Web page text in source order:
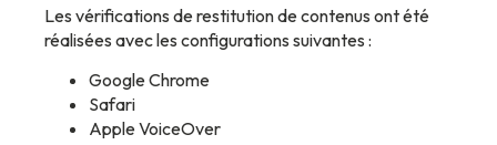
Les vérifications de restitution de contenus ont été
réalisées avec les configurations suivantes :
Google Chrome
Safari
Apple VoiceOver